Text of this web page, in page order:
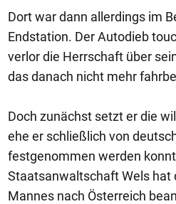
Dort war dann allerdings im
Endstation. Der Autodieb
verlor die Herrschaft über
das danach nicht mehr
Doch zunächst setzt er die
ehe er schließlich von
festgenommen werden
Staatsanwaltschaft Wels hat
Mannes nach Österreich